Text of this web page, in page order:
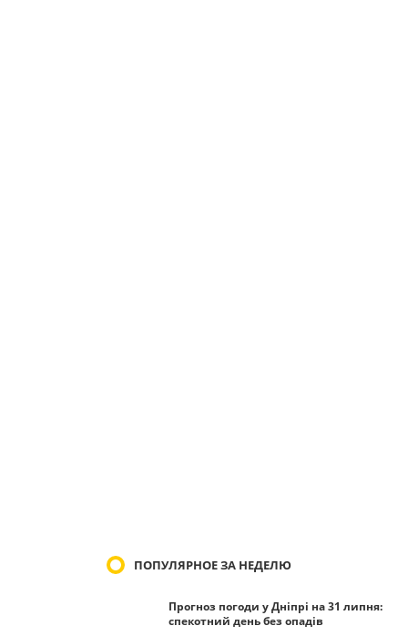
ПОПУЛЯРНОЕ ЗА НЕДЕЛЮ
Прогноз погоди у Дніпрі на 31 липня:
спекотний день без опадів